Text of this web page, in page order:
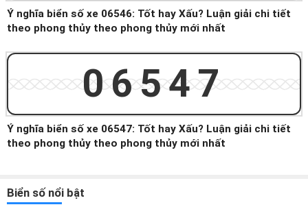
Ý nghĩa biển số xe 06546: Tốt hay Xấu? Luận giải chi tiết
theo phong thủy theo phong thủy mới nhất
06547
Ý nghĩa biển số xe 06547: Tốt hay Xấu? Luận giải chi tiết
theo phong thủy theo phong thủy mới nhất
Biển số nổi bật